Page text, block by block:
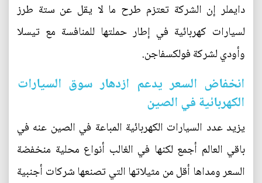
دايملر إن الشركة تعتزم طرح ما لا يقل عن ستة طرز
لسيارات كهربائية في إطار حملتها للمنافسة مع تيسلا
وأودي لشركة فولكسفاجن.
انخفاض السعر يدعم ازدهار سوق السيارات
الكهربائية في الصين
يزيد عدد السيارات الكهربائية المباعة في الصين عنه في
باقي العالم أجمع لكنها في الغالب أنواع محلية منخفضة
السعر ومداها أقل من مثيلاتها التي تصنعها شركات أجنبية